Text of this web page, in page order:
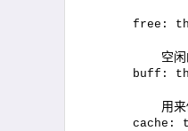
free: the
空
buff:
用
cache: